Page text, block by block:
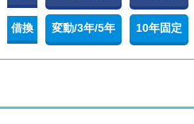
借換 変動/3年/5年 10年固定